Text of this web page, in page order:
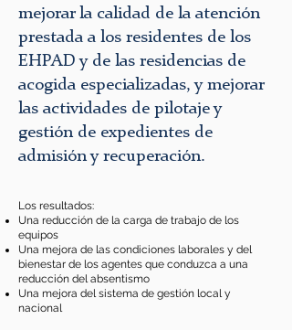
mejorar la calidad de la atención
prestada a los residentes de los
EHPAD y de las residencias de
acogida especializadas, y mejorar
las actividades de pilotaje y
gestión de expedientes de
admisión y recuperación.
Los resultados:
Una reducción de la carga de trabajo de los
equipos
Una mejora de las condiciones laborales y del
bienestar de los agentes que conduzca a una
reducción del absentismo
Una mejora del sistema de gestión local y
nacional